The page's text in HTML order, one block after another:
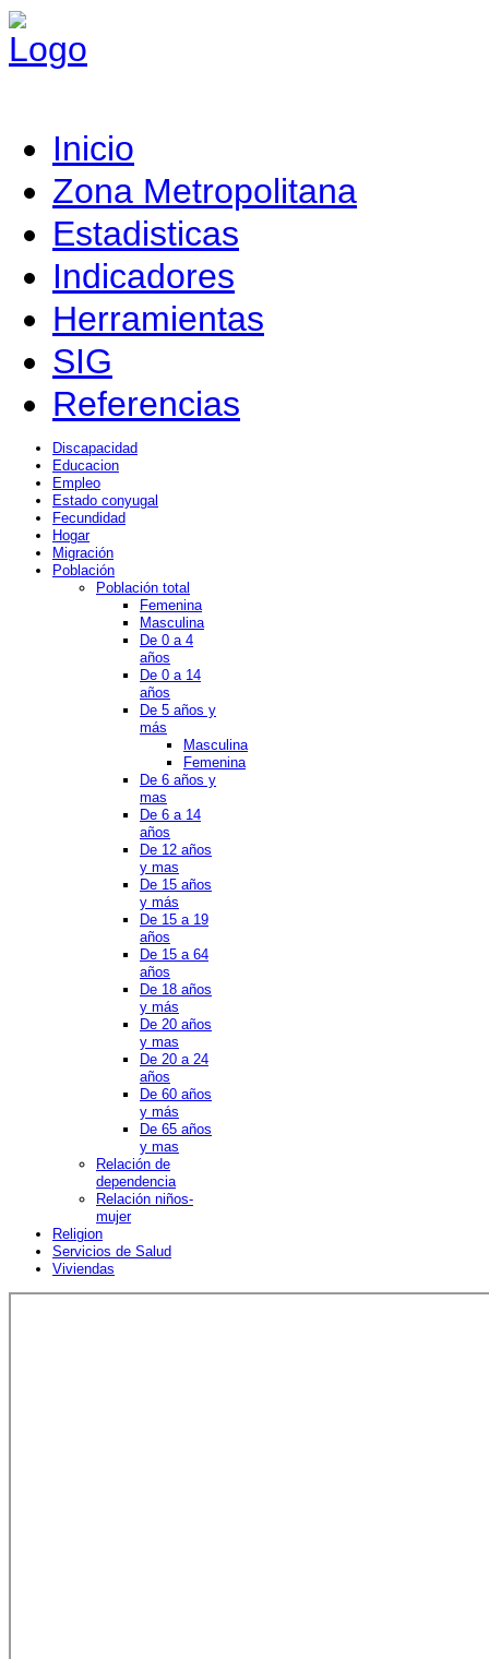
Inicio
Zona Metropolitana
Estadisticas
Indicadores
Herramientas
SIG
Referencias
Discapacidad
Educacion
Empleo
Estado conyugal
Fecundidad
Hogar
Migración
Población
Población total
Femenina
Masculina
De 0 a 4
años
De 0 a 14
años
De 5 años y
más
Masculina
Femenina
De 6 años y
mas
De 6 a 14
años
De 12 años
y mas
De 15 años
y más
De 15 a 19
años
De 15 a 64
años
De 18 años
y más
De 20 años
y mas
De 20 a 24
años
De 60 años
y más
De 65 años
y mas
Relación de
dependencia
Relación niños-
mujer
Religion
Servicios de Salud
Viviendas